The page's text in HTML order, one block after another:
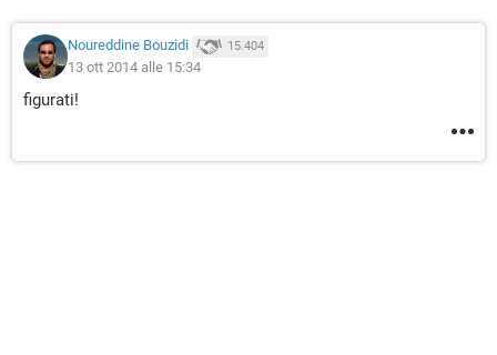
Noureddine Bouzidi 15.404
13 ott 2014 alle 15:34
figurati!